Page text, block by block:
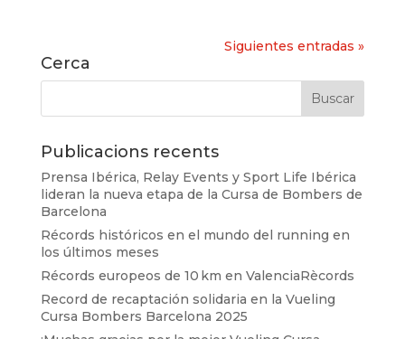
Siguientes entradas »
Cerca
Publicacions recents
Prensa Ibérica, Relay Events y Sport Life Ibérica
lideran la nueva etapa de la Cursa de Bombers de
Barcelona
Récords históricos en el mundo del running en
los últimos meses
Récords europeos de 10 km en ValenciaRècords
Record de recaptación solidaria en la Vueling
Cursa Bombers Barcelona 2025